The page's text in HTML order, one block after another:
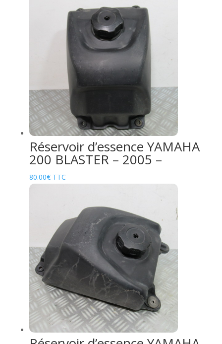
Réservoir d’essence YAMAHA
200 BLASTER – 2005 –
80.00€ TTC